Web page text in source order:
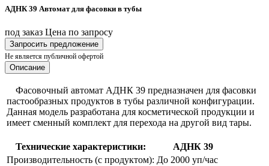
АДНК 39 Автомат для фасовки в тубы
под заказ Цена по запросу
Запросить предложение
Не является публичной офертой
Описание
Фасовочный автомат АДНК 39 предназначен для фасовки
пастообразных продуктов в тубы различной конфигурации.
Данная модель разработана для косметической продукции и
имеет сменный комплект для перехода на другой вид тары.
Технические характеристики:
АДНК 39
Производительность (с продуктом): До 2000 уп/час